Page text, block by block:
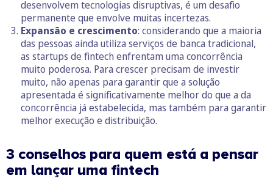
desenvolvem tecnologias disruptivas, é um desafio
permanente que envolve muitas incertezas.
Expansão e crescimento: considerando que a maioria
das pessoas ainda utiliza serviços de banca tradicional,
as startups de fintech enfrentam uma concorrência
muito poderosa. Para crescer precisam de investir
muito, não apenas para garantir que a solução
apresentada é significativamente melhor do que a da
concorrência já estabelecida, mas também para garantir
melhor execução e distribuição.
3 conselhos para quem está a pensar
em lançar uma fintech